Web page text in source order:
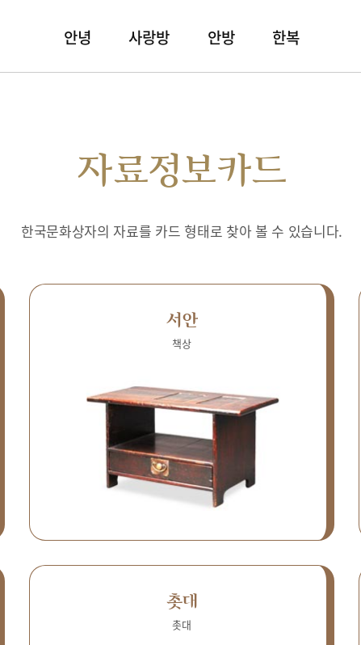
안녕 사랑방 안방 한복
자료정보카드
한국문화상자의 자료를 카드 형태로 찾아 볼 수 있습니다.
서안
책상
촛대
촛대